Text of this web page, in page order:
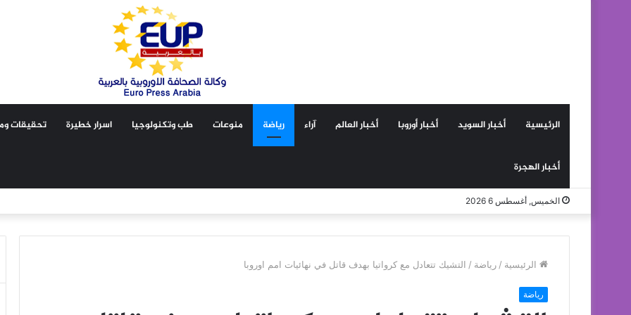
الرئيسية أخبار السويد أخبار أوروبا أخبار العالم آراء رياضة منوعات طب وتكنولوجيا اسرار خطيرة تحقيقات
أخبار الهجرة
الخميس, أغسطس 6 2026
الرئيسية / رياضة / التشيك تتعادل مع كرواتيا بهدف قاتل في نهائيات امم اوروبا
رياضة